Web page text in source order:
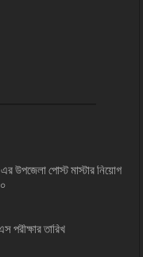
উপজেলা পোস্ট মাস্টার নিয়োগ
পরীক্ষার তারিখ